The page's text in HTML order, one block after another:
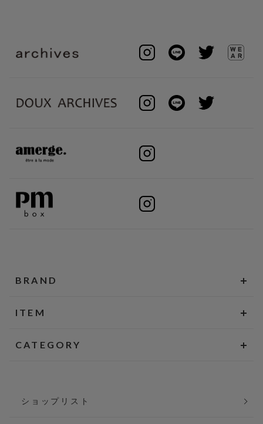
BRAND
ITEM
CATEGORY
ショップリスト